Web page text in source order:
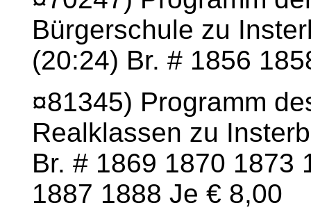
Bürgerschule zu
(20:24) Br. # 1856
¤81345) Programm
Realklassen zu
Br. # 1869 1870 1873
1887 1888 Je € 8,00